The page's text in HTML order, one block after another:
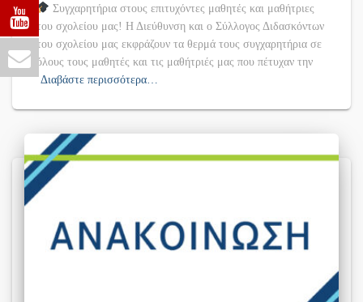
Συγχαρητήρια στους επιτυχόντες μαθητές και μαθήτριες
του σχολείου μας! Η Διεύθυνση και ο Σύλλογος Διδασκόντων
του σχολείου μας εκφράζουν τα θερμά τους συγχαρητήρια σε
όλους τους μαθητές και τις μαθήτριές μας που πέτυχαν την
Διαβάστε περισσότερα…